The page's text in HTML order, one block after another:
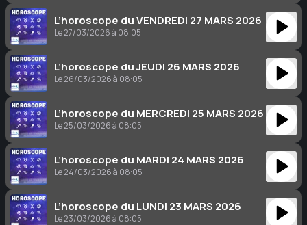
L’horoscope du VENDREDI 27 MARS 2026
Le 27/03/2026 à 08:05
L’horoscope du JEUDI 26 MARS 2026
Le 26/03/2026 à 08:05
L’horoscope du MERCREDI 25 MARS 2026
Le 25/03/2026 à 08:05
L’horoscope du MARDI 24 MARS 2026
Le 24/03/2026 à 08:05
L’horoscope du LUNDI 23 MARS 2026
Le 23/03/2026 à 08:05